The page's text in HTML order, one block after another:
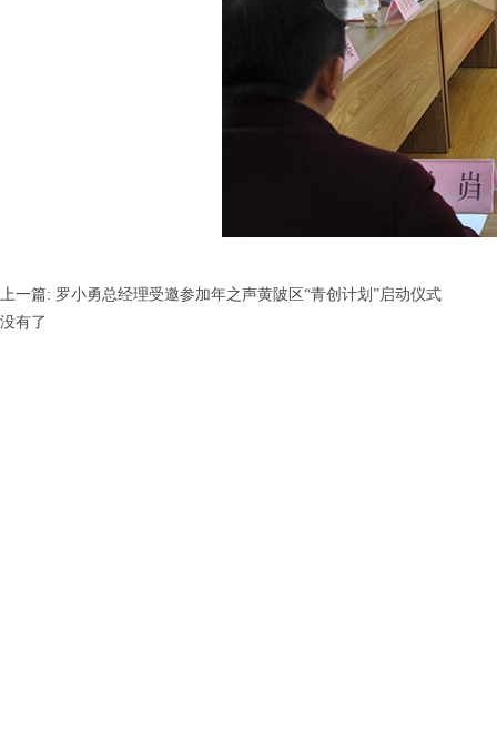
上一篇: 罗小勇总经理受邀参加年之声黄陂区“青创计划”启动仪式
没有了